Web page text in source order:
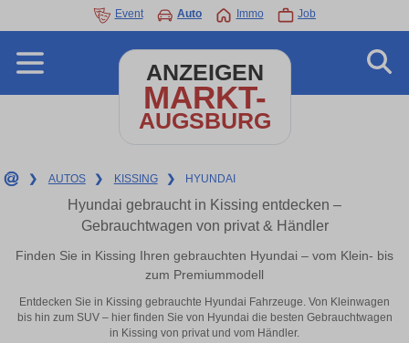
Event Auto Immo Job
ANZEIGEN
MARKT-
AUGSBURG
❯ AUTOS ❯ KISSING ❯ HYUNDAI
Hyundai gebraucht in Kissing entdecken –
Gebrauchtwagen von privat & Händler
Finden Sie in Kissing Ihren gebrauchten Hyundai – vom Klein- bis
zum Premiummodell
Entdecken Sie in Kissing gebrauchte Hyundai Fahrzeuge. Von Kleinwagen
bis hin zum SUV – hier finden Sie von Hyundai die besten Gebrauchtwagen
in Kissing von privat und vom Händler.